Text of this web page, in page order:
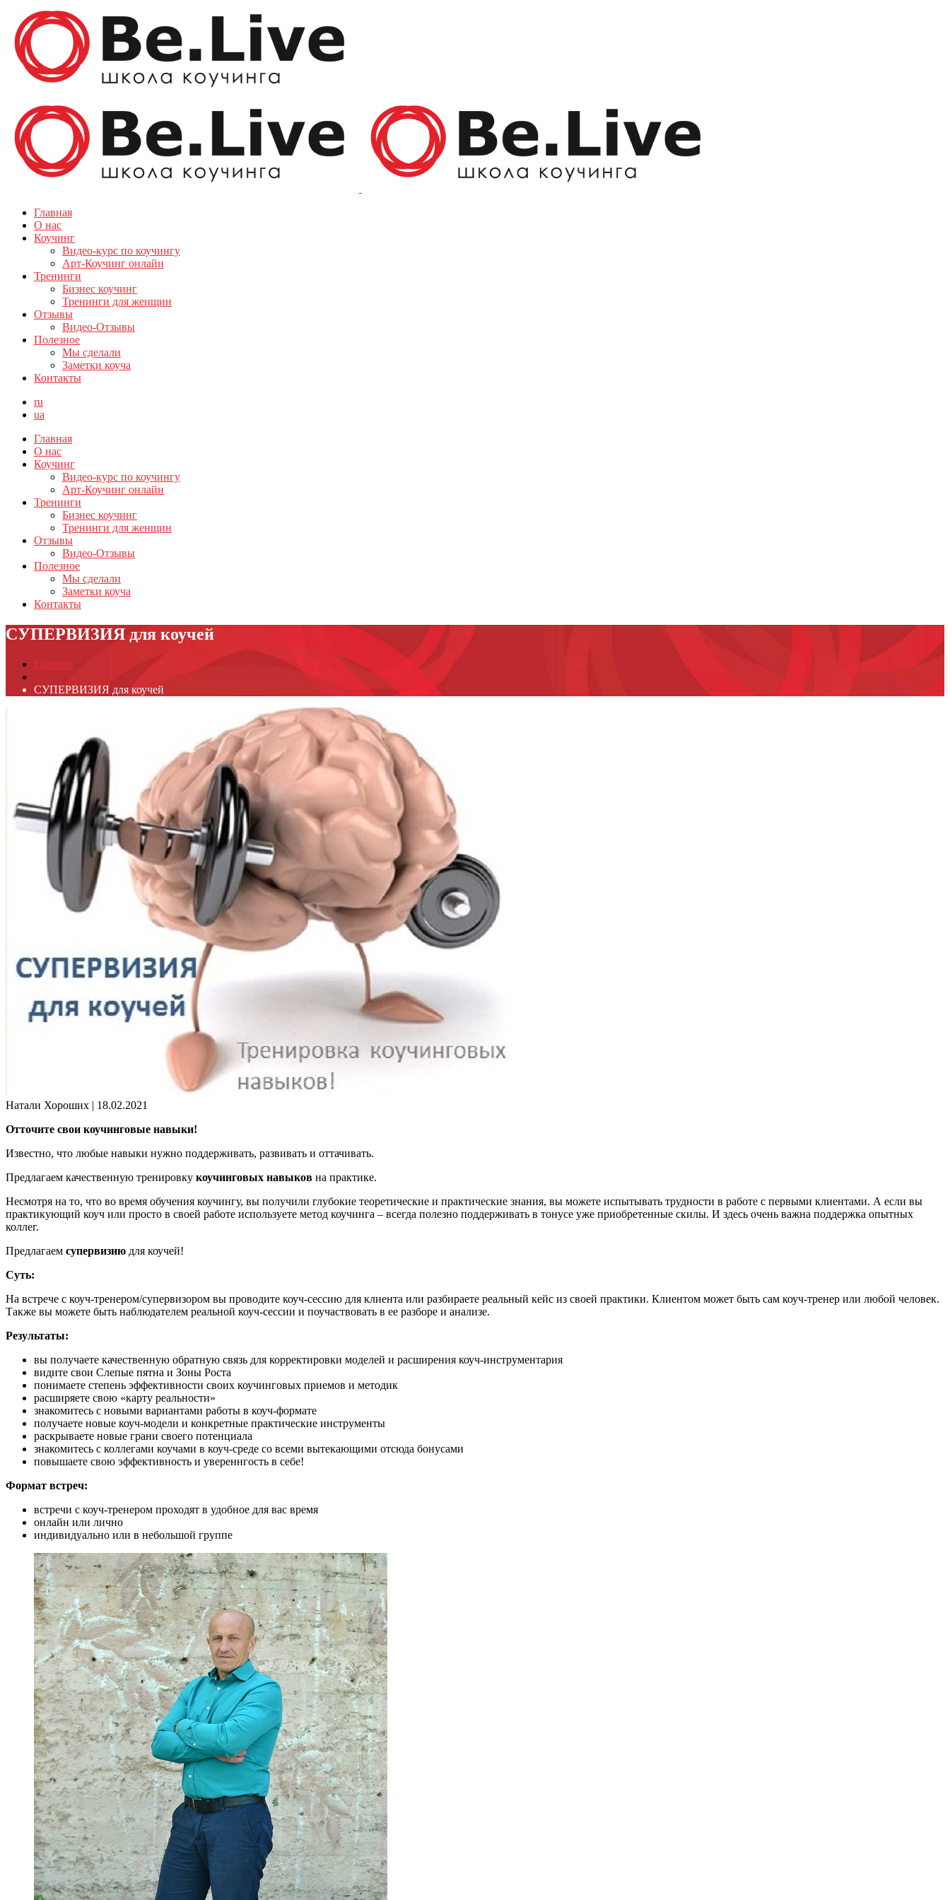
Главная
О нас
Коучинг
Видео-курс по коучингу
Арт-Коучинг онлайн
Тренинги
Бизнес коучинг
Тренинги для женщин
Отзывы
Видео-Отзывы
Полезное
Мы сделали
Заметки коуча
Контакты
ru
ua
Главная
О нас
Коучинг
Видео-курс по коучингу
Арт-Коучинг онлайн
Тренинги
Бизнес коучинг
Тренинги для женщин
Отзывы
Видео-Отзывы
Полезное
Мы сделали
Заметки коуча
Контакты
СУПЕРВИЗИЯ для коучей
Главная
СУПЕРВИЗИЯ для коучей
Натали Хороших | 18.02.2021
Отточите свои коучинговые навыки!
Известно, что любые навыки нужно поддерживать, развивать и оттачивать.
Предлагаем качественную тренировку коучинговых навыков на практике.
Несмотря на то, что во время обучения коучингу, вы получили глубокие теоретические и практические знания, вы можете испытывать трудности в работе с первыми клиентами. А если вы
практикующий коуч или просто в своей работе используете метод коучинга – всегда полезно поддерживать в тонусе уже приобретенные скилы. И здесь очень важна поддержка опытных
коллег.
Предлагаем супервизию для коучей!
Суть:
На встрече с коуч-тренером/супервизором вы проводите коуч-сессию для клиента или разбираете реальный кейс из своей практики. Клиентом может быть сам коуч-тренер или любой человек.
Также вы можете быть наблюдателем реальной коуч-сессии и поучаствовать в ее разборе и анализе.
Результаты:
вы получаете качественную обратную связь для корректировки моделей и расширения коуч-инструментария
видите свои Слепые пятна и Зоны Роста
понимаете степень эффективности своих коучинговых приемов и методик
расширяете свою «карту реальности»
знакомитесь с новыми вариантами работы в коуч-формате
получаете новые коуч-модели и конкретные практические инструменты
раскрываете новые грани своего потенциала
знакомитесь с коллегами коучами в коуч-среде со всеми вытекающими отсюда бонусами
повышаете свою эффективность и увереннгость в себе!
Формат встреч:
встречи с коуч-тренером проходят в удобное для вас время
онлайн или лично
индивидуально или в небольшой группе